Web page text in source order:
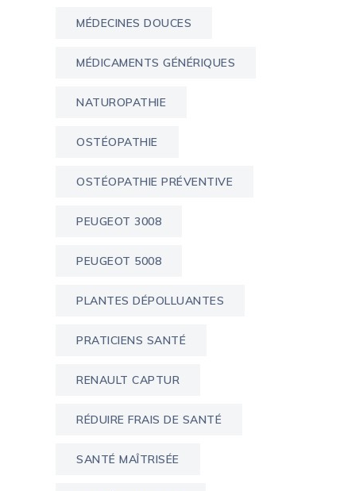
MÉDECINES DOUCES
MÉDICAMENTS GÉNÉRIQUES
NATUROPATHIE
OSTÉOPATHIE
OSTÉOPATHIE PRÉVENTIVE
PEUGEOT 3008
PEUGEOT 5008
PLANTES DÉPOLLUANTES
PRATICIENS SANTÉ
RENAULT CAPTUR
RÉDUIRE FRAIS DE SANTÉ
SANTÉ MAÎTRISÉE